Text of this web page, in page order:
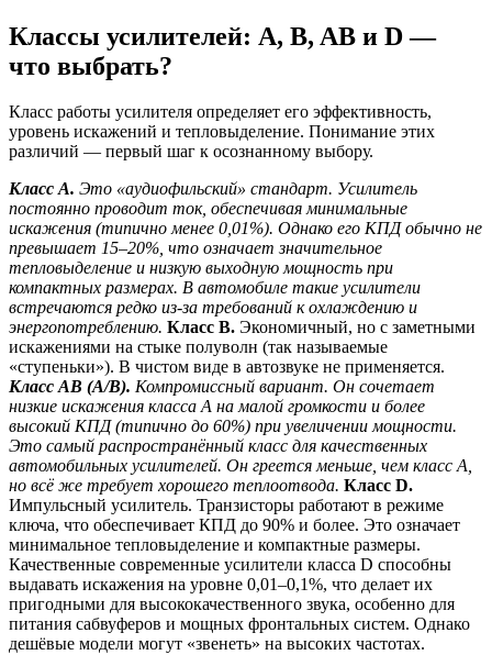
Классы усилителей: A, B, AB и D —
что выбрать?
Класс работы усилителя определяет его эффективность,
уровень искажений и тепловыделение. Понимание этих
различий — первый шаг к осознанному выбору.
Класс A. Это «аудиофильский» стандарт. Усилитель
постоянно проводит ток, обеспечивая минимальные
искажения (типично менее 0,01%). Однако его КПД обычно не
превышает 15–20%, что означает значительное
тепловыделение и низкую выходную мощность при
компактных размерах. В автомобиле такие усилители
встречаются редко из-за требований к охлаждению и
энергопотреблению. Класс B. Экономичный, но с заметными
искажениями на стыке полуволн (так называемые
«ступеньки»). В чистом виде в автозвуке не применяется.
Класс AB (A/B). Компромиссный вариант. Он сочетает
низкие искажения класса A на малой громкости и более
высокий КПД (типично до 60%) при увеличении мощности.
Это самый распространённый класс для качественных
автомобильных усилителей. Он греется меньше, чем класс A,
но всё же требует хорошего теплоотвода. Класс D.
Импульсный усилитель. Транзисторы работают в режиме
ключа, что обеспечивает КПД до 90% и более. Это означает
минимальное тепловыделение и компактные размеры.
Качественные современные усилители класса D способны
выдавать искажения на уровне 0,01–0,1%, что делает их
пригодными для высококачественного звука, особенно для
питания сабвуферов и мощных фронтальных систем. Однако
дешёвые модели могут «звенеть» на высоких частотах.